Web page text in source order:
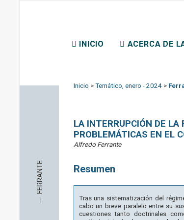
INICIO ACERCA DE
─
FERRANTE
Inicio > Temático, enero - 2024>
LA INTERRUPCIÓN DE LA
PROBLEMÁTICAS EN EL
Alfredo Ferrante
Resumen
Tras una sistematización del
cabo un breve paralelo entre su
cuestiones tanto doctrinales